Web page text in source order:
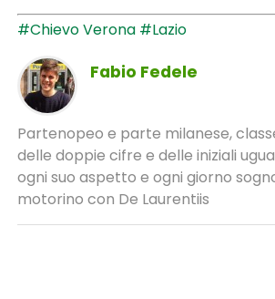
#Chievo Verona #Lazio
Fabio Fedele
Partenopeo e parte milanese,
delle doppie cifre e delle iniziali
ogni suo aspetto e ogni giorno
motorino con De Laurentiis